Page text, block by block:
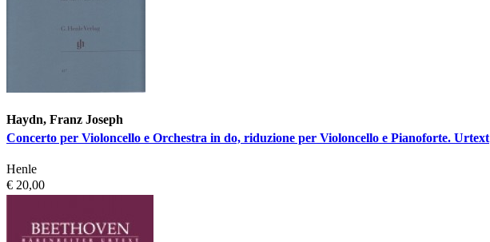
Haydn, Franz Joseph
Concerto per Violoncello e Orchestra in do, riduzione per Violoncello e Pianoforte. Urtext
Henle
€ 20,00